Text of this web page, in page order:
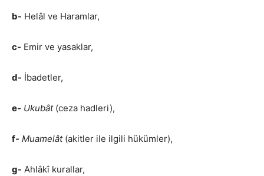
b- Helâl ve Haramlar,
c- Emir ve yasaklar,
d- İbadetler,
e- Ukubât(ceza hadleri),
f- Muamelât(akitler ile ilgili hükümler),
g- Ahlâkî kurallar,